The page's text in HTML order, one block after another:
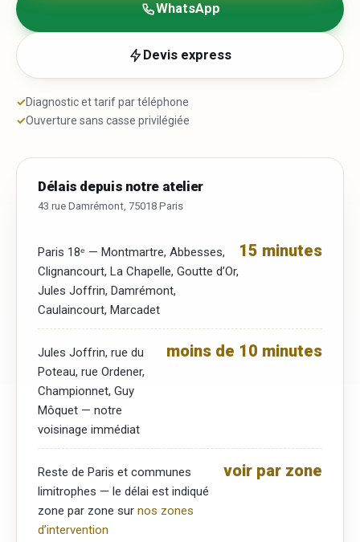
WhatsApp
Devis express
✓Diagnostic et tarif par téléphone
✓Ouverture sans casse privilégiée
Délais depuis notre atelier
43 rue Damrémont, 75018 Paris
Paris 18ᵉ — Montmartre, Abbesses,
Clignancourt, La Chapelle, Goutte d’Or,
Jules Joffrin, Damrémont,
Caulaincourt, Marcadet
15 minutes
Jules Joffrin, rue du
Poteau, rue Ordener,
Championnet, Guy
Môquet — notre
voisinage immédiat
moins de 10 minutes
Reste de Paris et communes
limitrophes — le délai est indiqué
zone par zone sur nos zones
d’intervention
voir par zone